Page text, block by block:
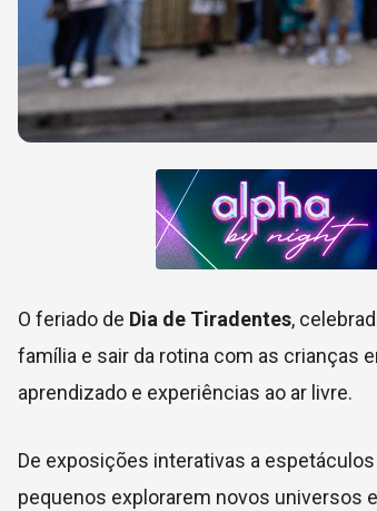
O feriado de Dia de Tiradentes,
família e sair da rotina com as crianças
aprendizado e experiências ao ar livre.
De exposições interativas a
pequenos explorarem novos universos